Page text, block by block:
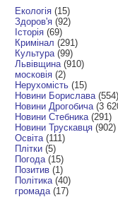
Екологія (15)
Здоров'я (92)
Історія (69)
Кримінал (291)
Культура (99)
Львівщина (910)
московія (2)
Нерухомість (15)
Новини Борислава (554)
Новини Дрогобича (3
Новини Стебника (291)
Новини Трускавця (902)
Освіта (111)
Плітки (5)
Погода (15)
Позитив (1)
Політика (40)
громада (17)